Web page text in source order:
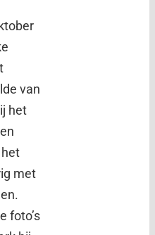
van
het
met
foto’s